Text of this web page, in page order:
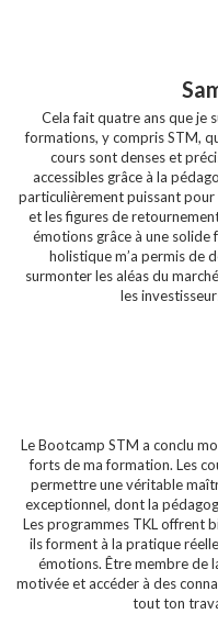
Cela fait quatre ans que je
formations, y compris STM,
cours sont denses et
accessibles grâce à la
particulièrement puissant
et les figures de
émotions grâce à une
holistique m’a permis de
surmonter les aléas du
les
Le Bootcamp STM a conclu
forts de ma formation. Les
permettre une véritable
exceptionnel, dont la
Les programmes TKL offrent
ils forment à la pratique
émotions. Être membre de
motivée et accéder à des
tout ton